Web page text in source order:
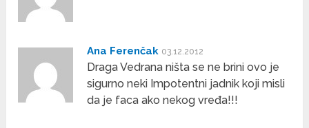
Ana Ferenčak 03.12.2012
Draga Vedrana ništa se ne brini ovo je
sigurno neki Impotentni jadnik koji misli
da je faca ako nekog vređa!!!